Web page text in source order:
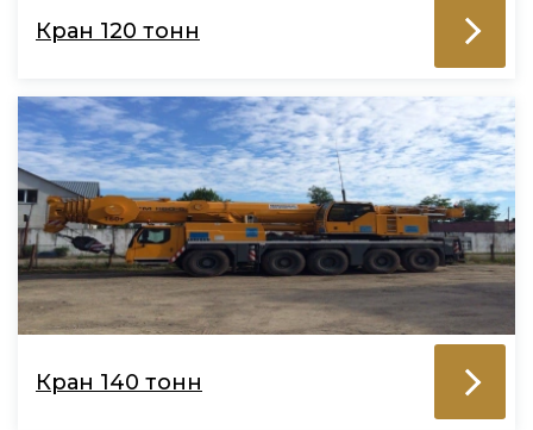
Кран 120 тонн
Кран 140 тонн